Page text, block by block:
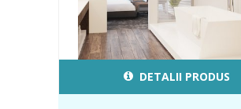
DETALII PRODUS